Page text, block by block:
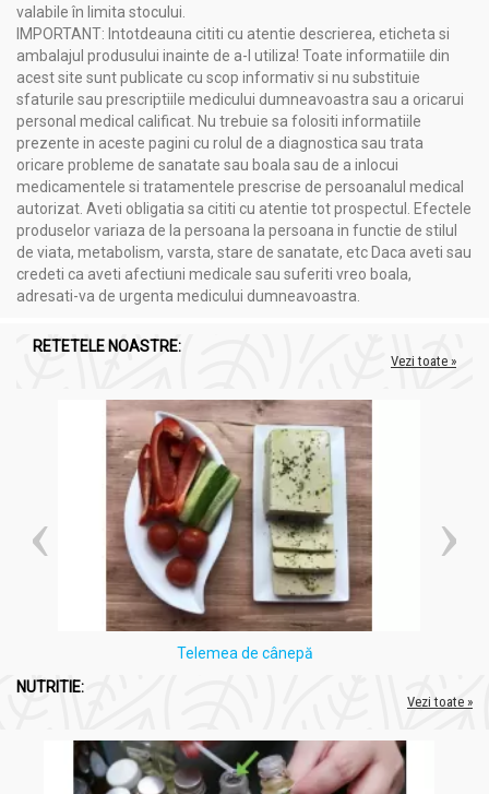
valabile în limita stocului.
IMPORTANT: Intotdeauna cititi cu atentie descrierea, eticheta si
ambalajul produsului inainte de a-l utiliza! Toate informatiile din
acest site sunt publicate cu scop informativ si nu substituie
sfaturile sau prescriptiile medicului dumneavoastra sau a oricarui
personal medical calificat. Nu trebuie sa folositi informatiile
prezente in aceste pagini cu rolul de a diagnostica sau trata
oricare probleme de sanatate sau boala sau de a inlocui
medicamentele si tratamentele prescrise de persoanalul medical
autorizat. Aveti obligatia sa cititi cu atentie tot prospectul. Efectele
produselor variaza de la persoana la persoana in functie de stilul
de viata, metabolism, varsta, stare de sanatate, etc Daca aveti sau
credeti ca aveti afectiuni medicale sau suferiti vreo boala,
adresati-va de urgenta medicului dumneavoastra.
RETETELE NOASTRE:
Vezi toate »
Telemea de cânepă
NUTRITIE:
Vezi toate »